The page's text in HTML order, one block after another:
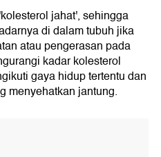
jahat', sehingga
di dalam tubuh jika
atau pengerasan pada
kadar kolesterol
gaya hidup tertentu dan
menyehatkan jantung.